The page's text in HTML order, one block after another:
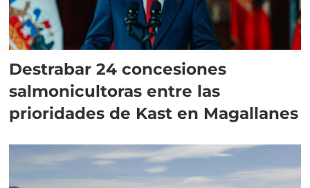
Destrabar 24 concesiones
salmonicultoras entre las
prioridades de Kast en Magallanes